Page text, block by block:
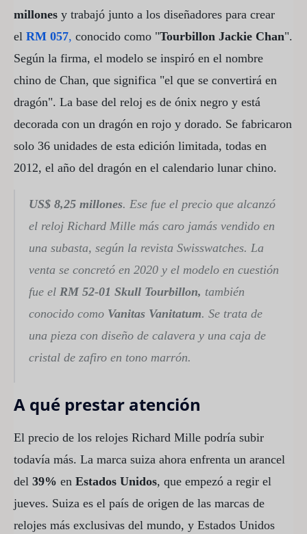
millones y trabajó junto a los diseñadores para crear
el RM 057, conocido como "Tourbillon Jackie Chan".
Según la firma, el modelo se inspiró en el nombre
chino de Chan, que significa "el que se convertirá en
dragón". La base del reloj es de ónix negro y está
decorada con un dragón en rojo y dorado. Se fabricaron
solo 36 unidades de esta edición limitada, todas en
2012, el año del dragón en el calendario lunar chino.
US$ 8,25 millones. Ese fue el precio que alcanzó
el reloj Richard Mille más caro jamás vendido en
una subasta, según la revista Swisswatches. La
venta se concretó en 2020 y el modelo en cuestión
fue el RM 52-01 Skull Tourbillon, también
conocido como Vanitas Vanitatum. Se trata de
una pieza con diseño de calavera y una caja de
cristal de zafiro en tono marrón.
A qué prestar atención
El precio de los relojes Richard Mille podría subir
todavía más. La marca suiza ahora enfrenta un arancel
del 39% en Estados Unidos, que empezó a regir el
jueves. Suiza es el país de origen de las marcas de
relojes más exclusivas del mundo, y Estados Unidos